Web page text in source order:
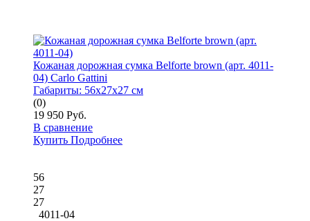
Кожаная дорожная сумка Belforte brown (арт. 4011-
04) Carlo Gattini
Габариты: 56x27x27 см
(0)
19 950 Руб.
В сравнение
Купить Подробнее
56
27
27
4011-04